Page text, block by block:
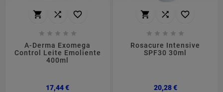
  
    
A-Derma Exomega
Control Leite Emoliente
400ml
17,44 €Preço
  
    
Rosacure Intensive
SPF30 30ml
20,28 €Preço